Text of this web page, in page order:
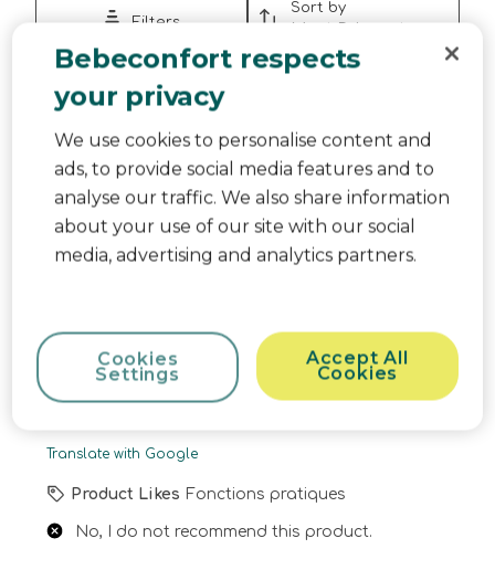
Bebeconfort respects
your privacy
We use cookies to personalise content and
ads, to provide social media features and to
analyse our traffic. We also share information
about your use of our site with our social
media, advertising and analytics partners.
Accept All
Cookies
Cookies
Settings
Filters
Sort by
Reviews.
1– 3 of 3
1 out of 5 stars.
Aucune confiance dans la mesure.
5 months ago
prise en rectale avec un autre thermomètre 38.2,
avec ce thermomètre 36.5. Je veux bien une petite
différence avec le sans contact mais la c'est
Translate with Google
Product Likes Fonctions pratiques
No, I do not recommend this product.